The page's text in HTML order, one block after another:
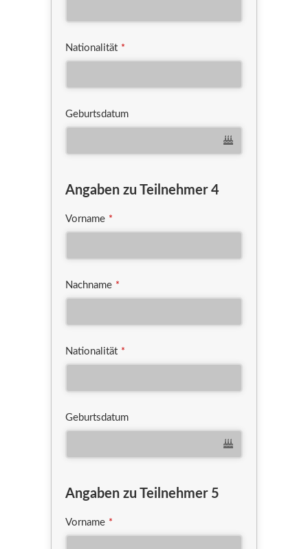
Nationalität *
Geburtsdatum
Angaben zu Teilnehmer 4
Vorname *
Nachname *
Nationalität *
Geburtsdatum
Angaben zu Teilnehmer 5
Vorname *